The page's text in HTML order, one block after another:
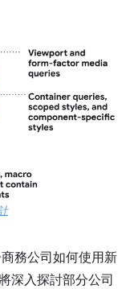
商務公司如何使用新
深入探討部分公司